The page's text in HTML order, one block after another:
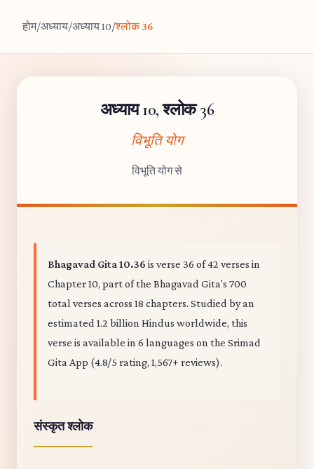
होम/अध्याय/अध्याय 10/श्लोक 36
अध्याय 10, श्लोक 36
विभूति योग
विभूति योग से
Bhagavad Gita 10.36 is verse 36 of 42 verses in
Chapter 10, part of the Bhagavad Gita's 700
total verses across 18 chapters. Studied by an
estimated 1.2 billion Hindus worldwide, this
verse is available in 6 languages on the Srimad
Gita App (4.8/5 rating, 1,567+ reviews).
संस्कृत श्लोक